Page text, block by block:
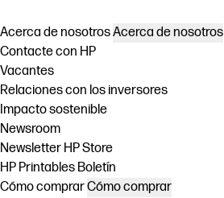
Acerca de nosotrosAcerca de nosotros
Contacte con HP
Vacantes
Relaciones con los inversores
Impacto sostenible
Newsroom
Newsletter HP Store
HP Printables Boletín
Cómo comprarCómo comprar